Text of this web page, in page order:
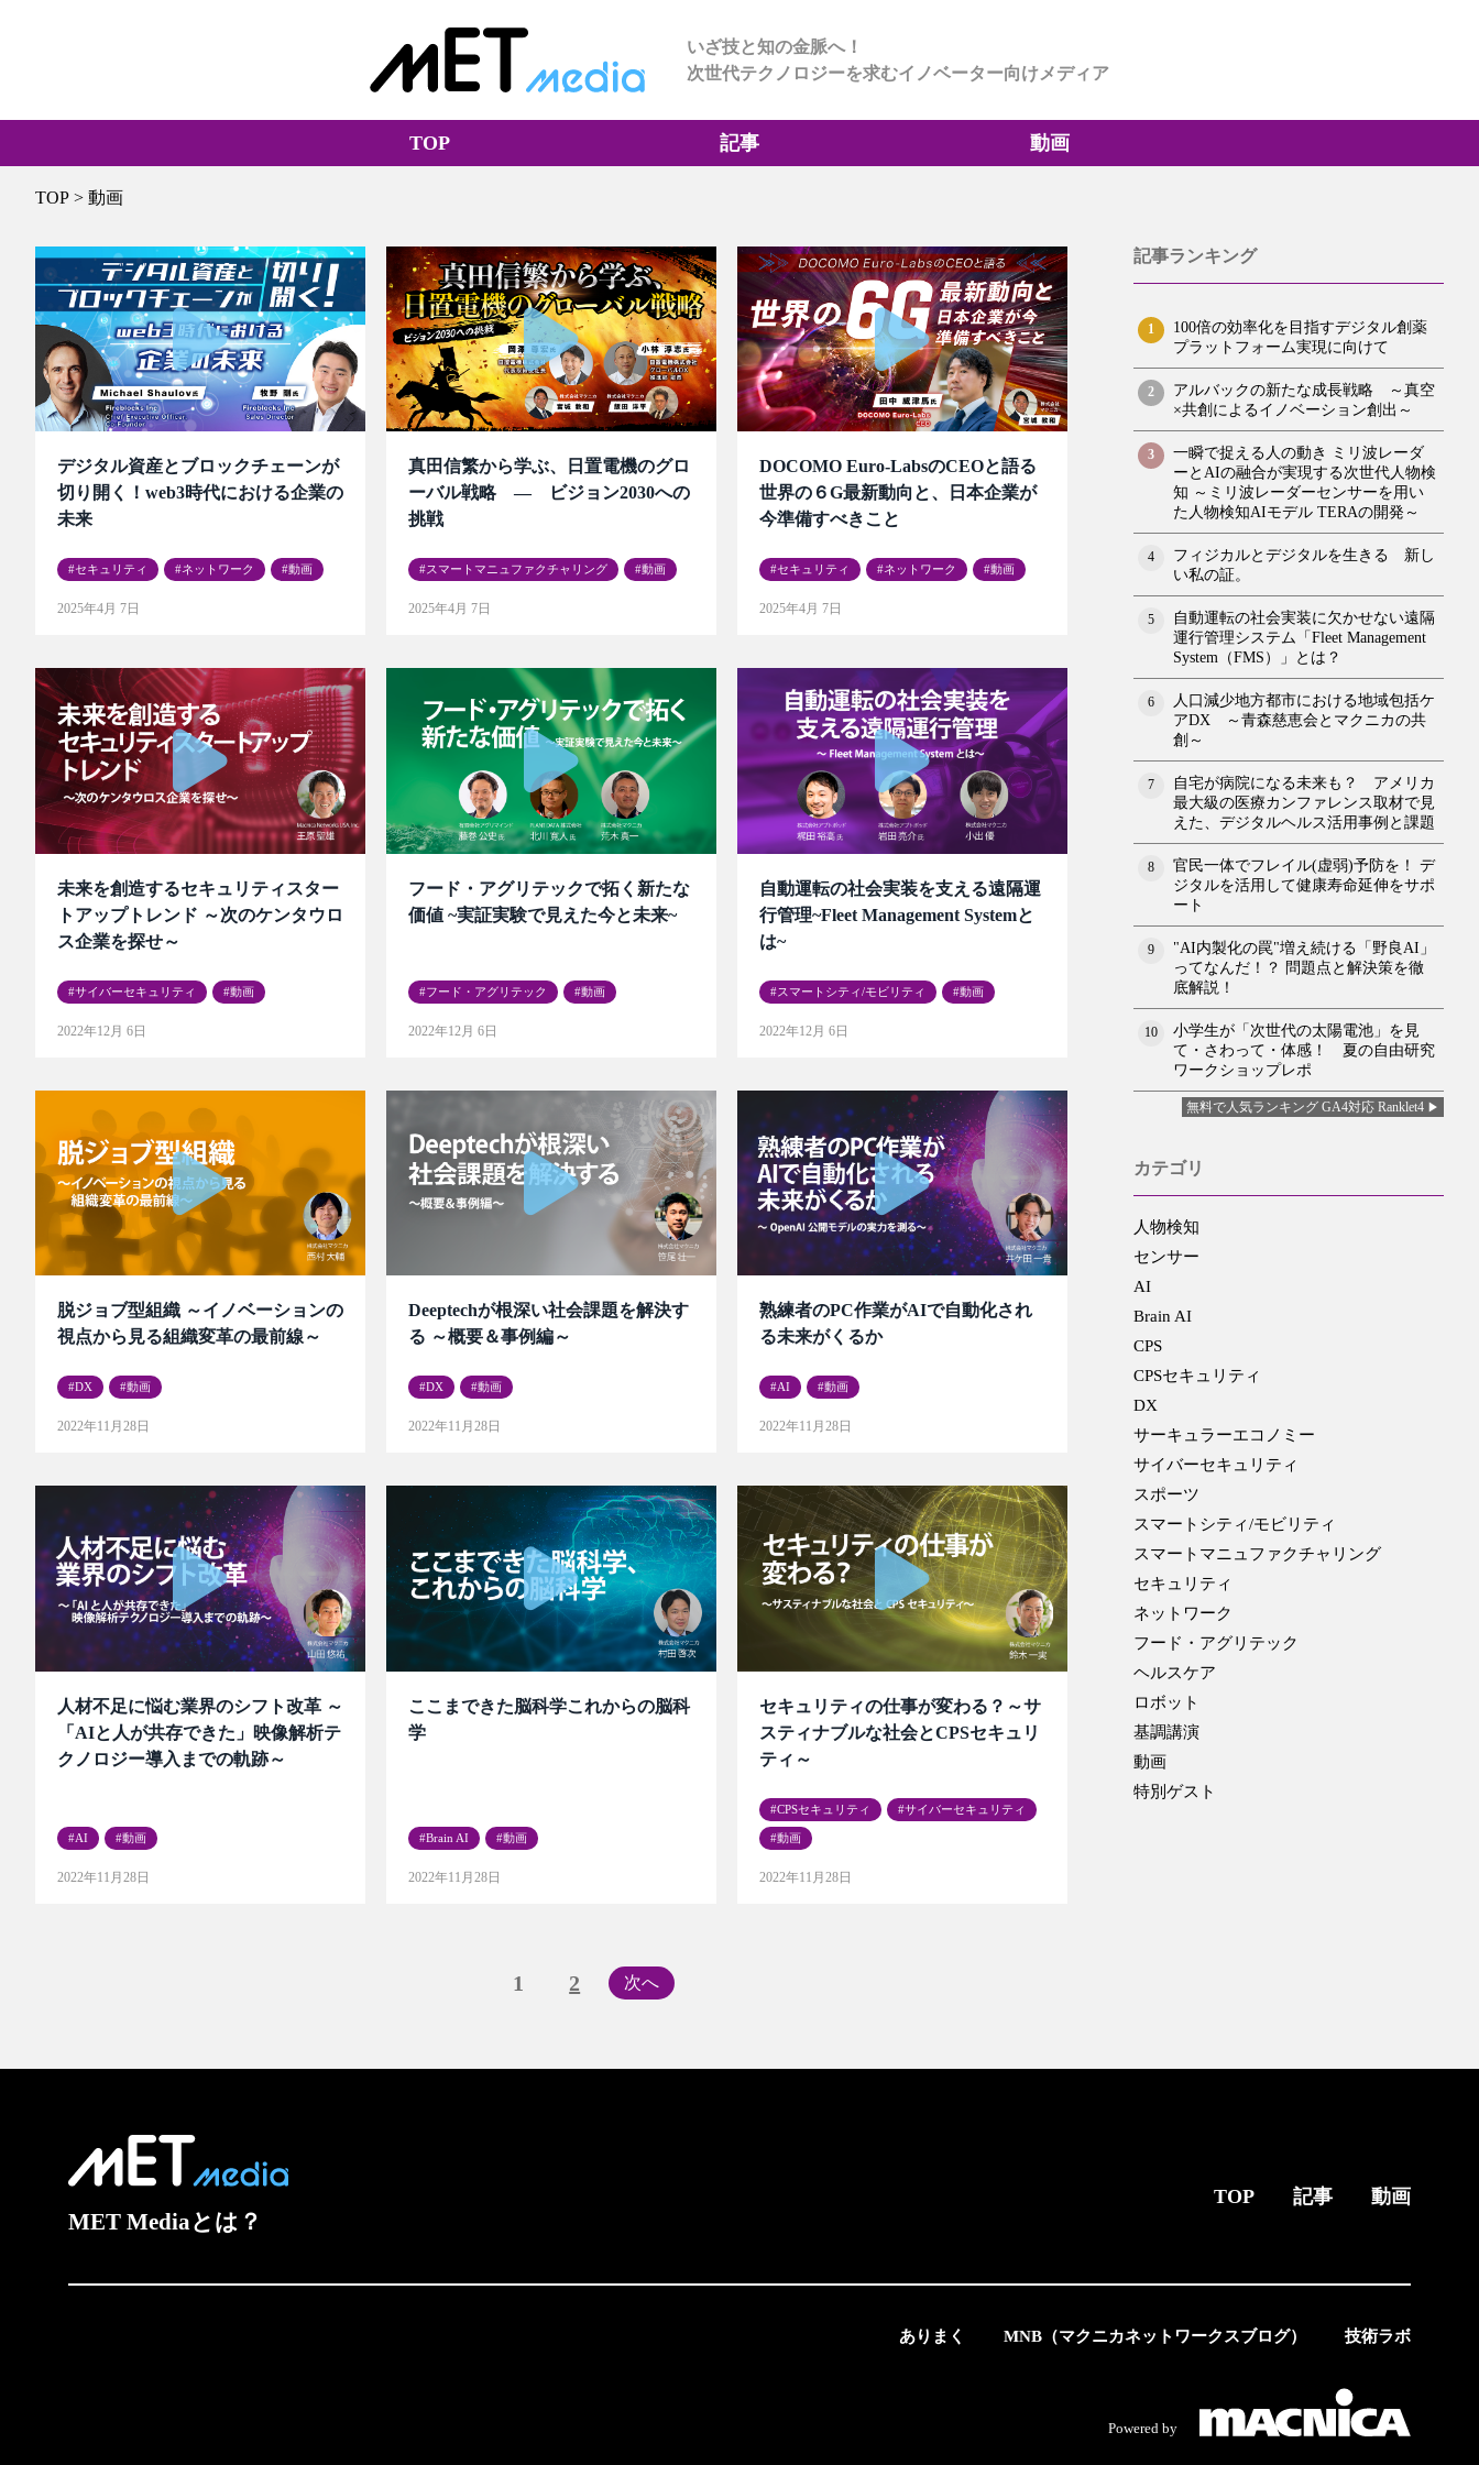
いざ技と知の金脈へ！
次世代テクノロジーを求むイノベーター向けメディア
TOP 記事 動画
TOP > 動画
デジタル資産とブロックチェーンが
切り開く！web3時代における企業の
未来
セキュリティ ネットワーク 動画
2025年4月 7日
真田信繁から学ぶ、日置電機のグロ
ーバル戦略 ― ビジョン2030への
挑戦
スマートマニュファクチャリング 動画
2025年4月 7日
DOCOMO Euro-LabsのCEOと語る
世界の６G最新動向と、日本企業が
今準備すべきこと
セキュリティ ネットワーク 動画
2025年4月 7日
未来を創造するセキュリティスター
トアップトレンド ～次のケンタウロ
ス企業を探せ～
サイバーセキュリティ 動画
2022年12月 6日
フード・アグリテックで拓く新たな
価値 ~実証実験で見えた今と未来~
フード・アグリテック 動画
2022年12月 6日
自動運転の社会実装を支える遠隔運
行管理~Fleet Management Systemと
は~
スマートシティ/モビリティ 動画
2022年12月 6日
脱ジョブ型組織 ～イノベーションの
視点から見る組織変革の最前線～
DX 動画
2022年11月28日
Deeptechが根深い社会課題を解決す
る ～概要＆事例編～
DX 動画
2022年11月28日
熟練者のPC作業がAIで自動化され
る未来がくるか
AI 動画
2022年11月28日
人材不足に悩む業界のシフト改革 ～
「AIと人が共存できた」映像解析テ
クノロジー導入までの軌跡～
AI 動画
2022年11月28日
ここまできた脳科学これからの脳科
学
Brain AI 動画
2022年11月28日
セキュリティの仕事が変わる？～サ
スティナブルな社会とCPSセキュリ
ティ～
CPSセキュリティ サイバーセキュリティ
動画
2022年11月28日
1 2 次へ
記事ランキング
1
100倍の効率化を目指すデジタル創薬
プラットフォーム実現に向けて
2
アルバックの新たな成長戦略 ～真空
×共創によるイノベーション創出～
3
一瞬で捉える人の動き ミリ波レーダ
ーとAIの融合が実現する次世代人物検
知 ～ミリ波レーダーセンサーを用い
た人物検知AIモデル TERAの開発～
4
フィジカルとデジタルを生きる 新し
い私の証。
5
自動運転の社会実装に欠かせない遠隔
運行管理システム「Fleet Management
System（FMS）」とは？
6
人口減少地方都市における地域包括ケ
アDX ～青森慈恵会とマクニカの共
創～
7
自宅が病院になる未来も？ アメリカ
最大級の医療カンファレンス取材で見
えた、デジタルヘルス活用事例と課題
8
官民一体でフレイル(虚弱)予防を！ デ
ジタルを活用して健康寿命延伸をサポ
ート
9
"AI内製化の罠"増え続ける「野良AI」
ってなんだ！？ 問題点と解決策を徹
底解説！
10
小学生が「次世代の太陽電池」を見
て・さわって・体感！ 夏の自由研究
ワークショップレポ
無料で人気ランキング GA4対応 Ranklet4
カテゴリ
人物検知
センサー
AI
Brain AI
CPS
CPSセキュリティ
DX
サーキュラーエコノミー
サイバーセキュリティ
スポーツ
スマートシティ/モビリティ
スマートマニュファクチャリング
セキュリティ
ネットワーク
フード・アグリテック
ヘルスケア
ロボット
基調講演
動画
特別ゲスト
MET Mediaとは？
TOP 記事 動画
ありまく MNB（マクニカネットワークスブログ） 技術ラボ
Powered by